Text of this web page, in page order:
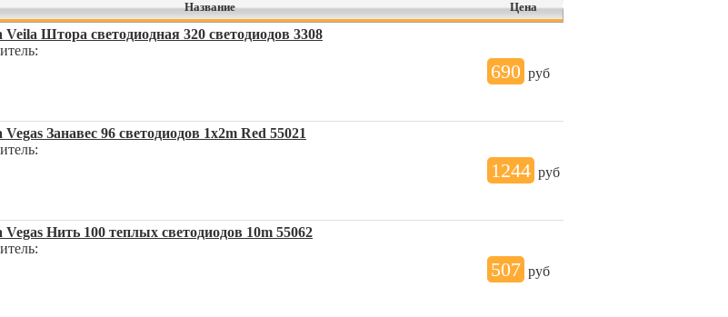
Название Цена
Veila Штора светодиодная 320 светодиодов 3308
690 руб
Занавес 96 светодиодов 1x2m Red 55021
1244 руб
Нить 100 теплых светодиодов 10m 55062
507 руб